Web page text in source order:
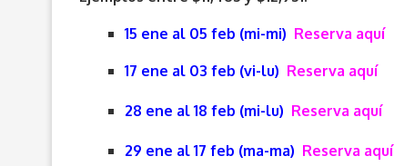
15 ene al 05 feb (mi-mi) Reserva aquí
17 ene al 03 feb (vi-lu) Reserva aquí
28 ene al 18 feb (mi-lu) Reserva aquí
29 ene al 17 feb (ma-ma) Reserva aquí